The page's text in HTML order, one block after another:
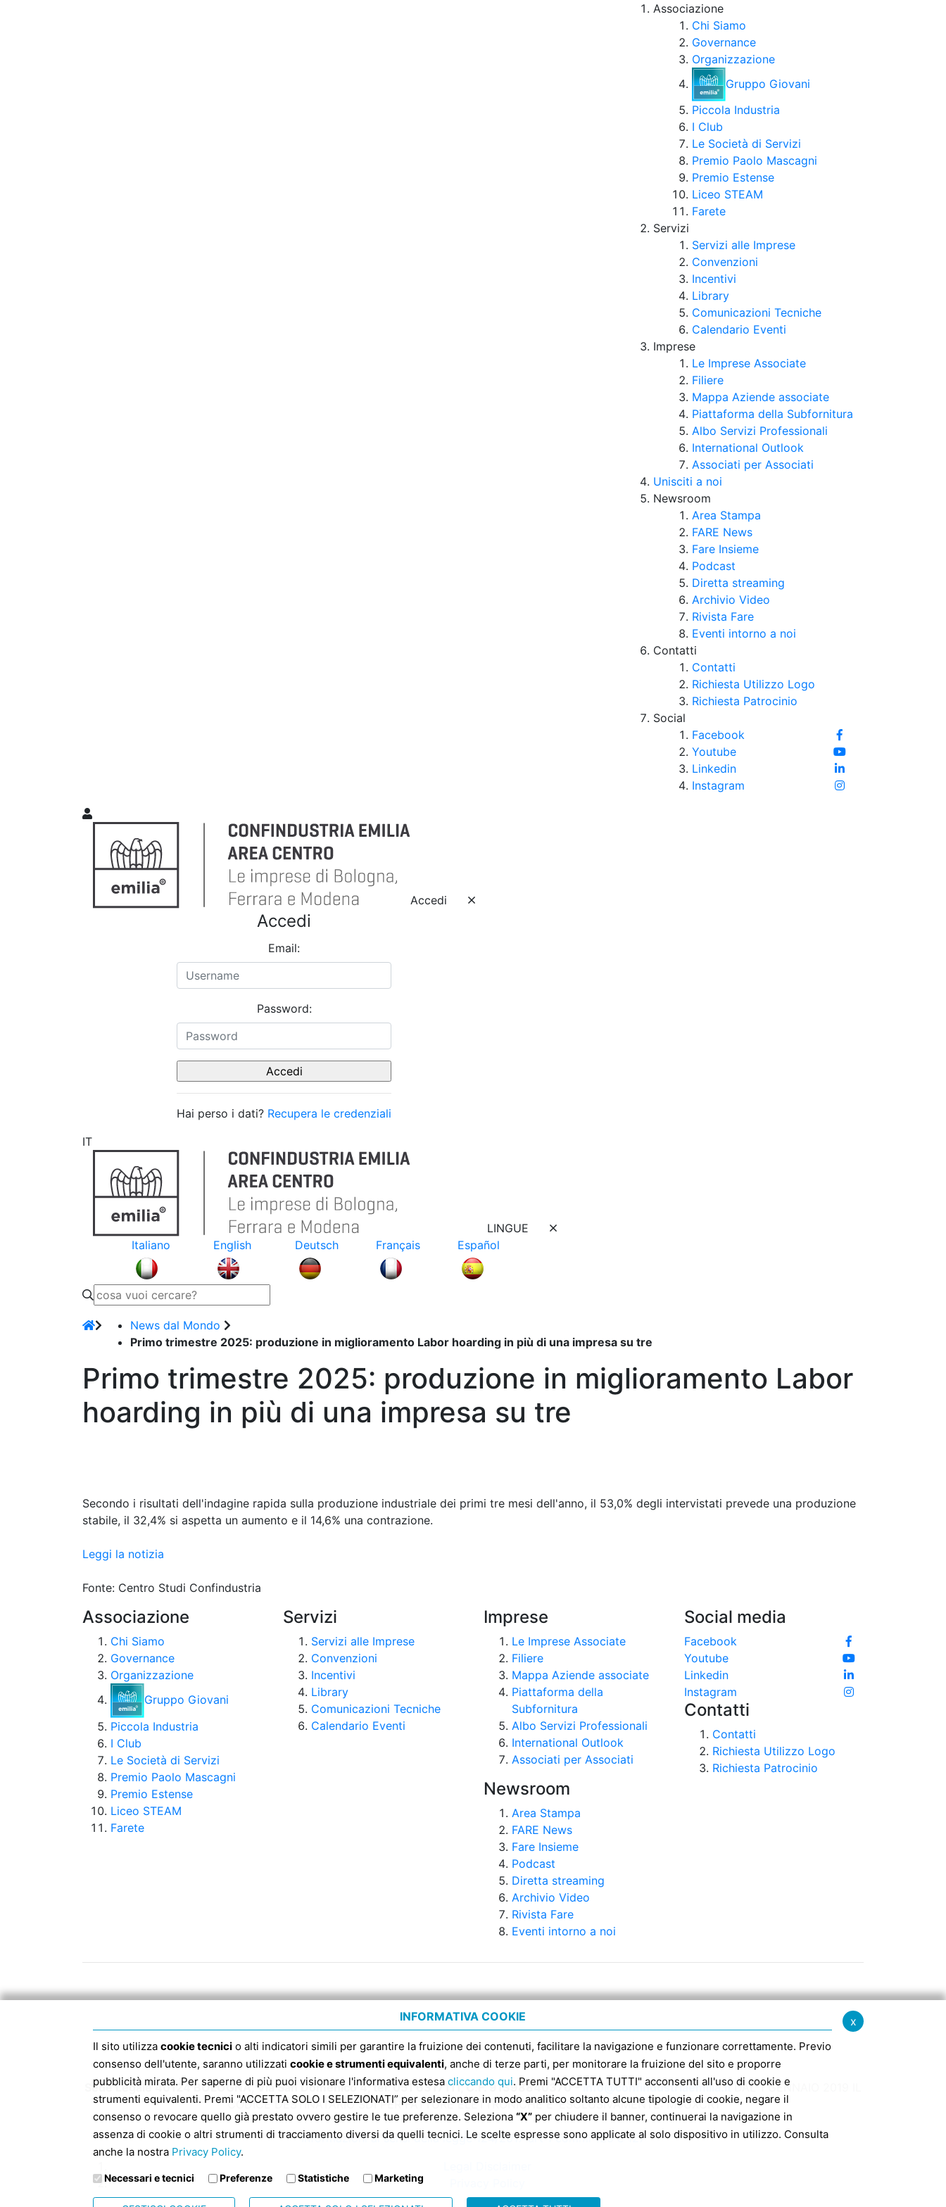
Associazione
Chi Siamo
Governance
Organizzazione
Gruppo Giovani
Piccola Industria
I Club
Le Società di Servizi
Premio Paolo Mascagni
Premio Estense
Liceo STEAM
Farete
Servizi
Servizi alle Imprese
Convenzioni
Incentivi
Library
Comunicazioni Tecniche
Calendario Eventi
Imprese
Le Imprese Associate
Filiere
Mappa Aziende associate
Piattaforma della Subfornitura
Albo Servizi Professionali
International Outlook
Associati per Associati
Unisciti a noi
Newsroom
Area Stampa
FARE News
Fare Insieme
Podcast
Diretta streaming
Archivio Video
Rivista Fare
Eventi intorno a noi
Contatti
Contatti
Richiesta Utilizzo Logo
Richiesta Patrocinio
Social
Facebook
Youtube
Linkedin
Instagram
Accedi
Accedi
Email:
Password:
Hai perso i dati? Recupera le credenziali
IT
LINGUE
Italiano
English Deutsch Français Español
News dal Mondo
Primo trimestre 2025: produzione in miglioramento Labor hoarding in più di una impresa su tre
Primo trimestre 2025: produzione in miglioramento Labor
hoarding in più di una impresa su tre
Secondo i risultati dell'indagine rapida sulla produzione industriale dei primi tre mesi dell'anno, il 53,0% degli intervistati prevede una produzione
stabile, il 32,4% si aspetta un aumento e il 14,6% una contrazione.
Leggi la notizia
Fonte: Centro Studi Confindustria
Associazione
Chi Siamo
Governance
Organizzazione
Gruppo Giovani
Piccola Industria
I Club
Le Società di Servizi
Premio Paolo Mascagni
Premio Estense
Liceo STEAM
Farete
Servizi
Servizi alle Imprese
Convenzioni
Incentivi
Library
Comunicazioni Tecniche
Calendario Eventi
Imprese
Le Imprese Associate
Filiere
Mappa Aziende associate
Piattaforma della
Subfornitura
Albo Servizi Professionali
International Outlook
Associati per Associati
Newsroom
Area Stampa
FARE News
Fare Insieme
Podcast
Diretta streaming
Archivio Video
Rivista Fare
Eventi intorno a noi
Social media
Facebook
Youtube
Linkedin
Instagram
Contatti
Contatti
Richiesta Utilizzo Logo
Richiesta Patrocinio
Sede Legale 40124 BOLOGNA, Via San Domenico 4, tel. 051 6317111, C.F. 91398840370 - info@confindustriaemilia.it DAL 1 GENNAIO 2019 IL
CODICE DESTINATARIO SDI PER FATTURE ELETTRONICHE E’ ESCLUSIVAMENTE: M5UXCR1
Informazioni ai sensi della legge 124/2017 art 1 commi 125 e 127
x
INFORMATIVA COOKIE
Il sito utilizza cookie tecnici o alti indicatori simili per garantire la fruizione dei contenuti, facilitare la navigazione e funzionare correttamente. Previo
consenso dell'utente, saranno utilizzati cookie e strumenti equivalenti, anche di terze parti, per monitorare la fruizione del sito e proporre
pubblicità mirata. Per saperne di più puoi visionare l'informativa estesa cliccando qui. Premi "ACCETTA TUTTI" acconsenti all'uso di cookie e
strumenti equivalenti. Premi "ACCETTA SOLO I SELEZIONATI” per selezionare in modo analitico soltanto alcune tipologie di cookie, negare il
consenso o revocare quello già prestato ovvero gestire le tue preferenze. Seleziona “X” per chiudere il banner, continuerai la navigazione in
assenza di cookie o altri strumenti di tracciamento diversi da quelli tecnici. Le scelte espresse sono applicate al solo dispositivo in utilizzo. Consulta
anche la nostra Privacy Policy.
Necessari e tecnici Preferenze Statistiche Marketing